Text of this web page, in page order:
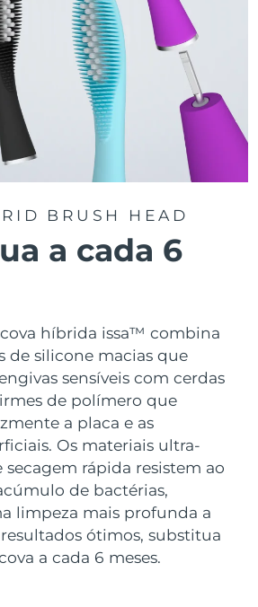
BRUSH HEAD
a cada 6
híbrida issa™ combina
de silicone macias que
sensíveis com cerdas
de polímero que
a placa e as
Os materiais ultra-
rápida resistem ao
de bactérias,
limpeza mais profunda a
ótimos, substitua
a cada 6 meses.